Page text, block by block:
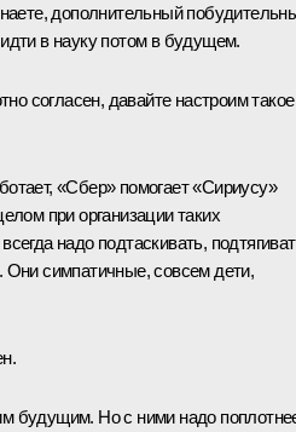
дополнительный
в науку потом в будущем.
согласен, давайте настроим такое
«Сбер» помогает «Сириусу»
при организации таких
надо подтаскивать,
Они симпатичные, совсем дети,
будущим. Но с ними надо